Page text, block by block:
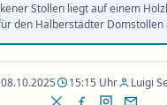
Stollen liegt auf einem
den Halberstädter Domstollen
08.10.2025 15:15 Uhr Luigi